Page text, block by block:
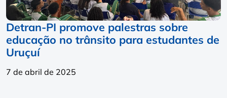
Detran-PI promove palestras sobre
educação no trânsito para estudantes de
Uruçuí
7 de abril de 2025